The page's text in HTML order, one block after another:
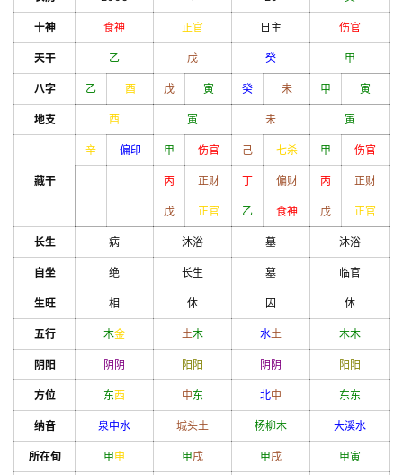
十神 食神 正官 日主 伤官
天干 乙 戊 癸 甲
八字 乙 酉 戊 寅 癸 未 甲 寅
地支 酉 寅 未 寅
藏干
辛 偏印 甲 伤官 己 七杀 甲 伤官
丙 正财 丁 偏财 丙 正财
戊 正官 乙 食神 戊 正官
长生 病 沐浴 墓 沐浴
自坐 绝 长生 墓 临官
生旺 相 休 囚 休
五行 木金 土木 水土 木木
阴阳 阴 阴 阳 阳 阴 阴 阳 阳
方位 东西 中东 北中 东东
纳音 泉中水 城头土 杨柳木 大溪水
所在旬 甲申 甲戌 甲戌 甲寅